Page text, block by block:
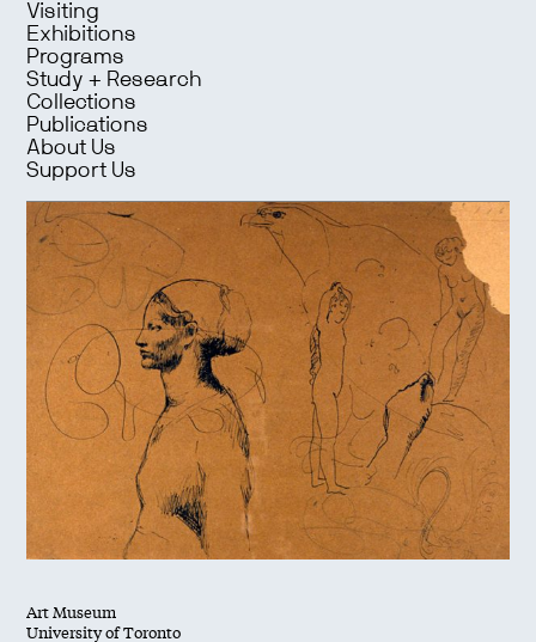
Visiting
Exhibitions
Programs
Study + Research
Collections
Publications
About Us
Support Us
Art Museum
University of Toronto